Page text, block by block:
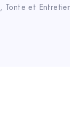
, Tonte et